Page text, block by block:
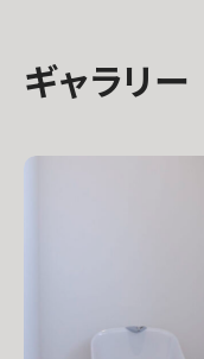
ギャラリー